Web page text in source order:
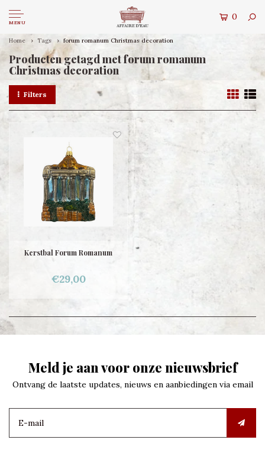
MENU
0
Home Tags forum romanum Christmas decoration
Producten getagd met forum romanum
Christmas decoration
Filters
Kerstbal Forum Romanum
€29,00
Meld je aan voor onze nieuwsbrief
Ontvang de laatste updates, nieuws en aanbiedingen via email